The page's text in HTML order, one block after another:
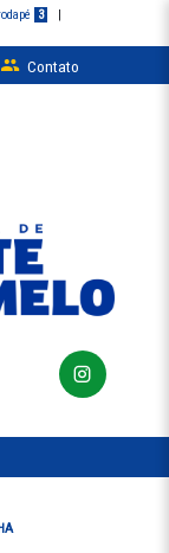
3
|
Contato